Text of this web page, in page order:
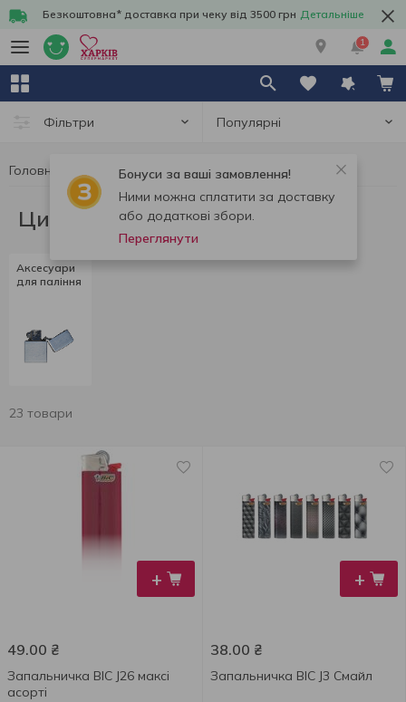
Безкоштовна* доставка при чеку від 3500 грн Детальніше
1
Фільтри Популярні
Бонуси за ваші замовлення!
Ними можна сплатити за доставку
або додаткові збори.
Переглянути
Головна Цигарки, стіки, аксесуари
Цигарки, стіки, аксесуари
Аксесуари
для паління
23 товари
+
49.00 ₴
Запальничка BIC J26 максі
асорті
+
38.00 ₴
Запальничка BIC J3 Смайл